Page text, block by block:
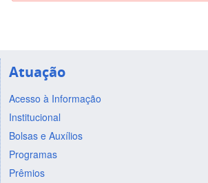
Atuação
Acesso à Informação
Institucional
Bolsas e Auxílios
Programas
Prêmios